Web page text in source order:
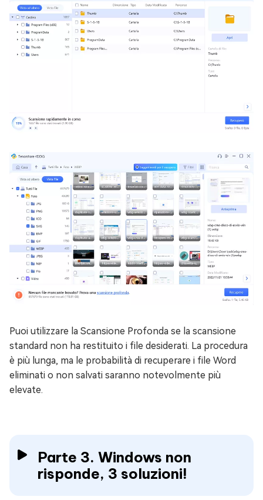
Puoi utilizzare la Scansione Profonda se la scansione
standard non ha restituito i file desiderati. La procedura
è più lunga, ma le probabilità di recuperare i file Word
eliminati o non salvati saranno notevolmente più
elevate.
Parte 3. Windows non
risponde, 3 soluzioni!